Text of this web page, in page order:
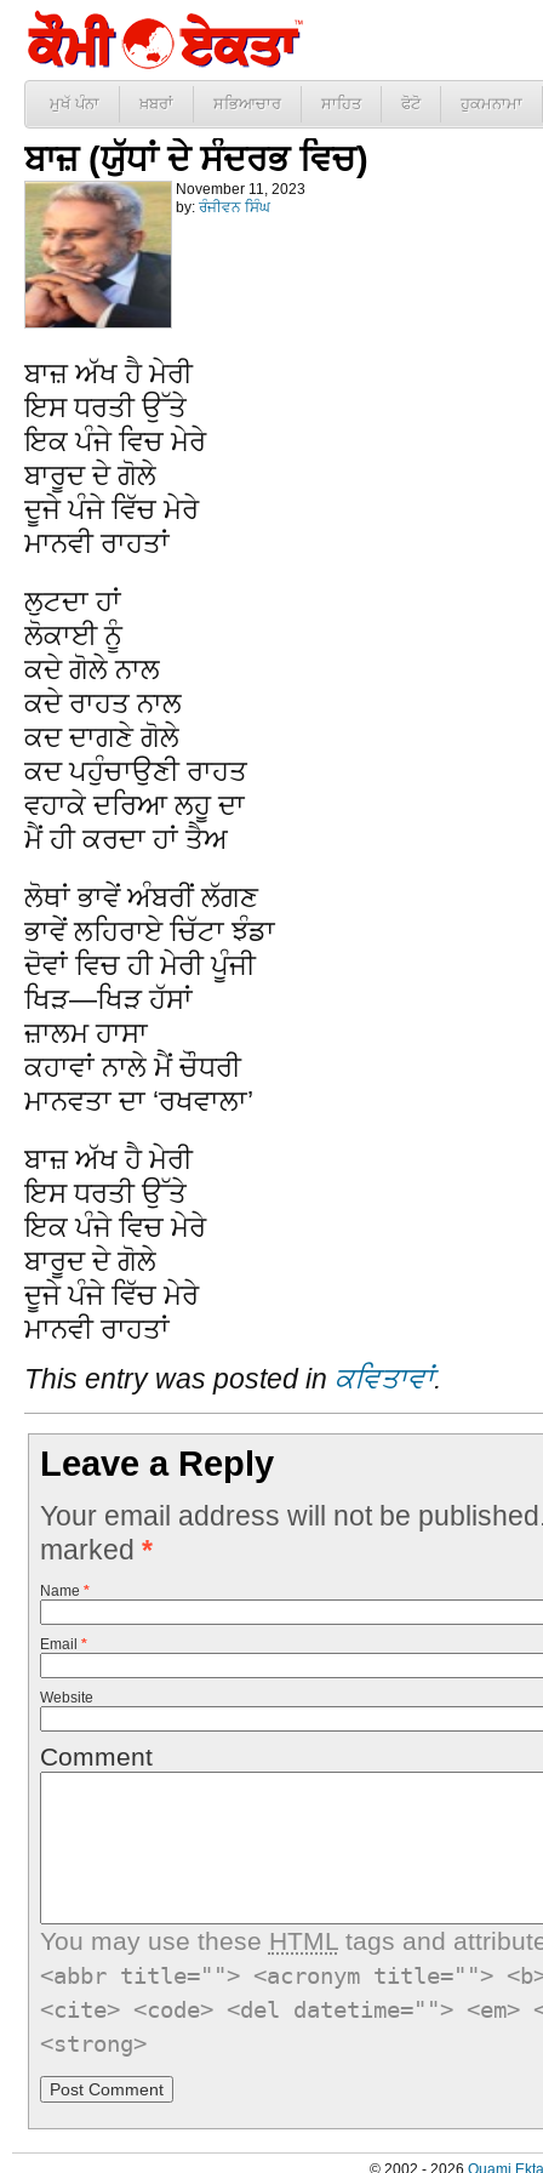
ਮੁਖੱ ਪੰਨਾ ਖ਼ਬਰਾਂ ਸਭਿਆਚਾਰ ਸਾਹਿਤ ਫੋਟੋ ਹੁਕਮਨਾਮਾ
ਬਾਜ਼ (ਯੁੱਧਾਂ ਦੇ ਸੰਦਰਭ ਵਿਚ)
November 11, 2023
by: ਰੰਜੀਵਨ ਸਿੰਘ
ਬਾਜ਼ ਅੱਖ ਹੈ ਮੇਰੀ
ਇਸ ਧਰਤੀ ਉੱਤੇ
ਇਕ ਪੰਜੇ ਵਿਚ ਮੇਰੇ
ਬਾਰੂਦ ਦੇ ਗੋਲੇ
ਦੂਜੇ ਪੰਜੇ ਵਿੱਚ ਮੇਰੇ
ਮਾਨਵੀ ਰਾਹਤਾਂ
ਲੁਟਦਾ ਹਾਂ
ਲੋਕਾਈ ਨੂੰ
ਕਦੇ ਗੋਲੇ ਨਾਲ
ਕਦੇ ਰਾਹਤ ਨਾਲ
ਕਦ ਦਾਗਣੇ ਗੋਲੇ
ਕਦ ਪਹੁੰਚਾਉਣੀ ਰਾਹਤ
ਵਹਾਕੇ ਦਰਿਆ ਲਹੂ ਦਾ
ਮੈਂ ਹੀ ਕਰਦਾ ਹਾਂ ਤੈਅ
ਲੋਥਾਂ ਭਾਵੇਂ ਅੰਬਰੀਂ ਲੱਗਣ
ਭਾਵੇਂ ਲਹਿਰਾਏ ਚਿੱਟਾ ਝੰਡਾ
ਦੋਵਾਂ ਵਿਚ ਹੀ ਮੇਰੀ ਪੂੰਜੀ
ਖਿੜ—ਖਿੜ ਹੱਸਾਂ
ਜ਼ਾਲਮ ਹਾਸਾ
ਕਹਾਵਾਂ ਨਾਲੇ ਮੈਂ ਚੌਧਰੀ
ਮਾਨਵਤਾ ਦਾ ‘ਰਖਵਾਲਾ’
ਬਾਜ਼ ਅੱਖ ਹੈ ਮੇਰੀ
ਇਸ ਧਰਤੀ ਉੱਤੇ
ਇਕ ਪੰਜੇ ਵਿਚ ਮੇਰੇ
ਬਾਰੂਦ ਦੇ ਗੋਲੇ
ਦੂਜੇ ਪੰਜੇ ਵਿੱਚ ਮੇਰੇ
ਮਾਨਵੀ ਰਾਹਤਾਂ
This entry was posted in ਕਵਿਤਾਵਾਂ.
Leave a Reply
Your email address will not be
marked *
Name *
Email *
Website
Comment
You may use these HTMLtags and
<abbr title=""> <acronym title="">
<cite> <code> <del datetime="">
<strong>
© 2002 - 2026 Quami